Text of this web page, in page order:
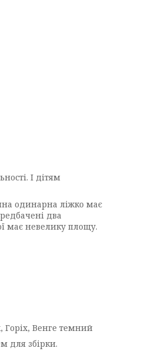
І дітям
одинарна ліжко має
два
має невелику площу.
Горіх, Венге темний
для збірки.